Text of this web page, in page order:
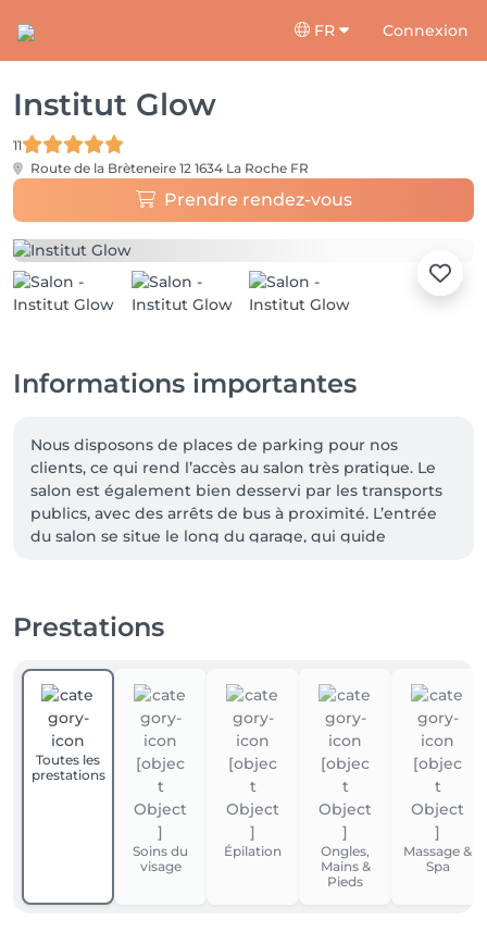
FR Connexion
Institut Glow
11
Route de la Brèteneire 12 1634 La Roche FR
Prendre rendez-vous
Informations importantes
Nous disposons de places de parking pour nos
clients, ce qui rend l’accès au salon très pratique. Le
salon est également bien desservi par les transports
publics, avec des arrêts de bus à proximité. L’entrée
du salon se situe le long du garage, qui guide
Prestations
Toutes les
prestations
Soins du
visage
Épilation
Ongles,
Mains &
Pieds
Massage &
Spa